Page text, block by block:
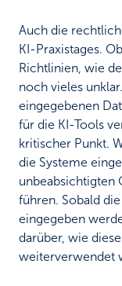
Auch die
KI-Praxistages.
Richtlinien, wie
noch vieles
eingegebenen
für die KI-Tools
kritischer Punkt.
die Systeme
unbeabsichtigten
führen. Sobald
eingegeben
darüber, wie
weiterverwendet